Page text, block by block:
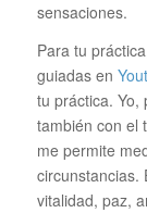
sensaciones.
Para tu
guiadas en
tu práctica. Yo,
también con el
me permite
circunstancias.
vitalidad, paz,